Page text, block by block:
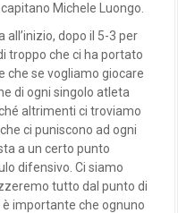
Michele Luongo.
dopo il 5-3 per
troppo che ci ha portato
che se vogliamo giocare
di ogni singolo atleta
altrimenti ci troviamo
ci puniscono ad ogni
a un certo punto
difensivo. Ci siamo
tutto dal punto di
importante che ognuno